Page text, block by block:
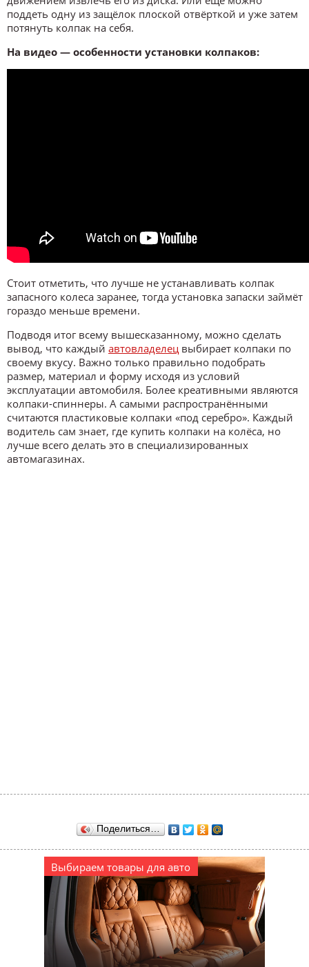
поддеть одну из защёлок плоской отвёрткой и уже затем
потянуть колпак на себя.
На видео — особенности установки колпаков:
Стоит отметить, что лучше не устанавливать колпак
запасного колеса заранее, тогда установка запаски займёт
гораздо меньше времени.
Подводя итог всему вышесказанному, можно сделать
вывод, что каждый автовладелец выбирает колпаки по
своему вкусу. Важно только правильно подобрать
размер, материал и форму исходя из условий
эксплуатации автомобиля. Более креативными являются
колпаки-спиннеры. А самыми распространёнными
считаются пластиковые колпаки «под серебро». Каждый
водитель сам знает, где купить колпаки на колёса, но
лучше всего делать это в специализированных
автомагазинах.
Поделиться…
Выбираем товары для авто